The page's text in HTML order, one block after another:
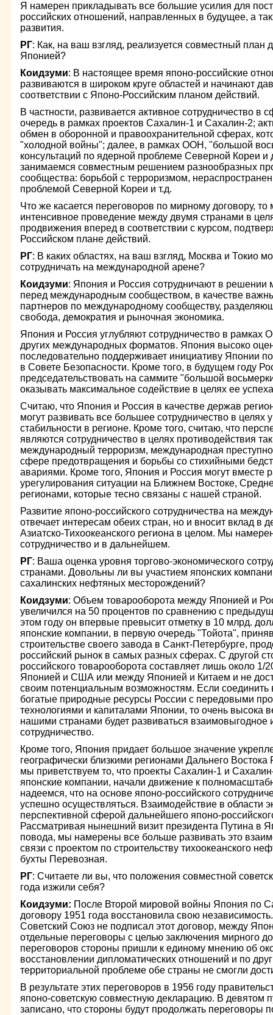
Я намерен прикладывать все большие усилия для
российских отношений, направленных в будущее, а
развития.
РГ: Как, на ваш взгляд, реализуется совместный план
Японией?
Коидзуми: В настоящее время японо-российские
развиваются в широком круге областей и начинают
соответствии с Японо-Российским планом действий.
В частности, развивается активное сотрудничество в
очередь в рамках проектов Сахалин-1 и Сахалин-2;
обмен в оборонной и правоохранительной сферах,
"холодной войны"; далее, в рамках ООН, "большой
консультаций по ядерной проблеме Северной Кореи
занимаемся совместным решением разнообразных
сообщества: борьбой с терроризмом,
проблемой Северной Кореи и т.д.
Что же касается переговоров по мирному договору,
интенсивное проведение между двумя странами в
продвижения вперед в соответствии с курсом,
Российском плане действий.
РГ: В каких областях, на ваш взгляд, Москва и Токио
сотрудничать на международной арене?
Коидзуми: Япония и Россия сотрудничают в решении
перед международным сообществом, в качестве
партнеров по международному сообществу,
свобода, демократия и рыночная экономика.
Япония и Россия углубляют сотрудничество в
других международных форматов. Япония высоко
последовательно поддерживает инициативу Японии
в Совете Безопасности. Кроме того, в будущем году
председательствовать на саммите "большой
оказывать максимальное содействие в целях ее
Считаю, что Япония и Россия в качестве держав
могут развивать все большее сотрудничество в целях
стабильности в регионе. Кроме того, считаю, что
являются сотрудничество в целях противодействия
международный терроризм, международная
сфере предотвращения и борьбы со стихийными
авариями. Кроме того, Япония и Россия могут вместе
урегулирования ситуации на Ближнем Востоке,
регионами, которые тесно связаны с нашей страной.
Развитие японо-российского сотрудничества на
отвечает интересам обеих стран, но и вносит вклад в
Азиатско-Тихоокеанского региона в целом. Мы
сотрудничество и в дальнейшем.
РГ: Ваша оценка уровня торгово-экономического
странами. Довольны ли вы участием японских
сахалинских нефтяных месторождений?
Коидзуми: Объем товарооборота между Японией и
увеличился на 50 процентов по сравнению с
этом году он впервые превысит отметку в 10 млрд.
японские компании, в первую очередь "Тойота",
строительстве своего завода в Санкт-Петербурге,
российский рынок в самых разных сферах. С другой
российского товарооборота составляет лишь около 1/
Японией и США или между Японией и Китаем и не
своим потенциальным возможностям. Если соединить
богатые природные ресурсы России с передовыми
технологиями и капиталами Японии, то очень высока
нашими странами будет развиваться
сотрудничество.
Кроме того, Япония придает большое значение
географически близкими регионами Дальнего Востока
мы приветствуем то, что проекты Сахалин-1 и
японские компании, начали движение к
надеемся, что на основе японо-российского
успешно осуществляться. Взаимодействие в области
перспективной сферой дальнейшего японо-
Рассматривая нынешний визит президента Путина в
повода, мы намерены все больше развивать это
связи с проектом по строительству тихоокеанского
бухты Перевозная.
РГ: Считаете ли вы, что положения совместной
года изжили себя?
Коидзуми: После Второй мировой войны Япония по
договору 1951 года восстановила свою
Советский Союз не подписал этот договор, между
отдельные переговоры с целью заключения мирного
переговоров стороны пришли к единому мнению об
восстановлении дипломатических отношений и по
территориальной проблеме обе страны не смогли
В результате этих переговоров в 1956 году
японо-советскую совместную декларацию. В девятом
записано, что стороны будут продолжать переговоры